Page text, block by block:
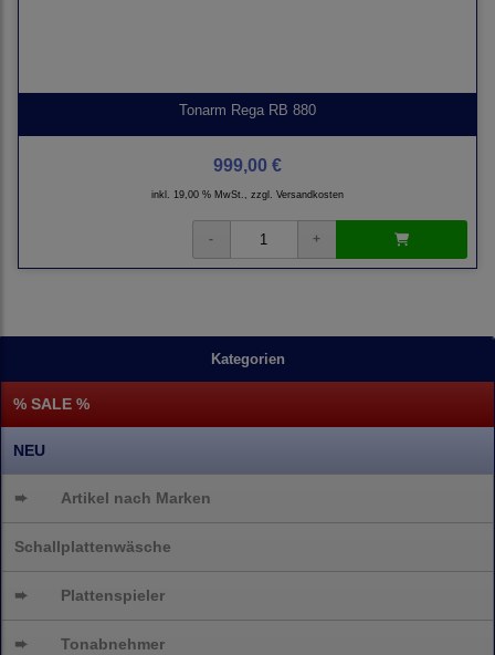
Kategorien
% SALE %
NEU
➨ Artikel nach Marken
Schallplattenwäsche
➨ Plattenspieler
➨ Tonabnehmer
Tonarm Rega RB 880
999,00 €
inkl. 19,00 % MwSt., zzgl. Versandkosten